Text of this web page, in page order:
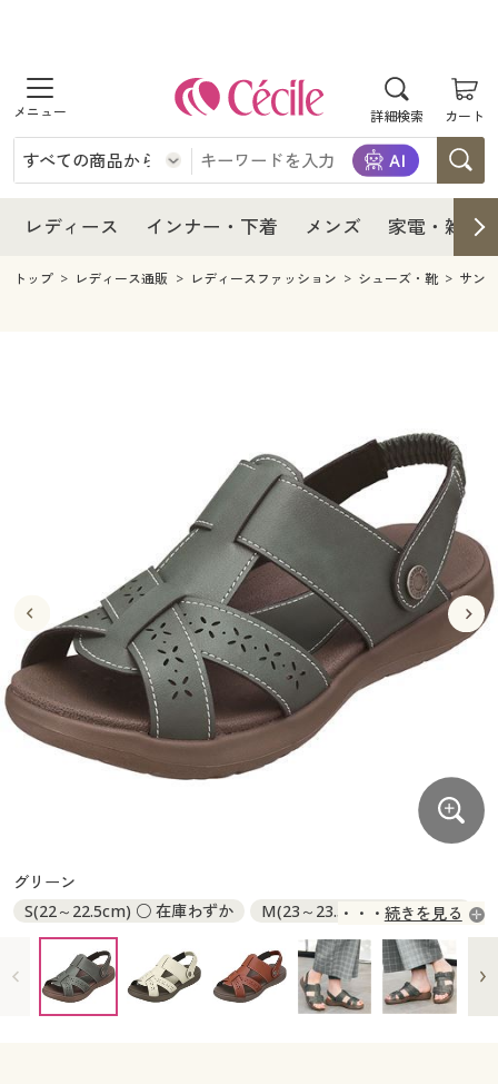
詳細検索 カート
商品を探す
レディース
レディースファッション
インナー・下着
インナー・下着通販すべて
メンズ
キッチン・雑貨・日用品
寝具・インテリア・家具通販すべて
寝具・ベッド
カーテン・ラグ・ファブリック
美容・健康・サプリメント
制服・スクールすべて
制服・学生服
ジュニア・ティーンズ下着
大きいサイズ
大きいサイズ通販すべて
大きいサイズ レディース服
大きいサイズ レディース下着
大きいサイズ 事務・制服
バーゲン
バーゲンセール
シークレットセール
詳細検索
商品カテゴリ一覧
カタログ・チラシからのご注文
デジタルカタログ
カタログ無料プレゼント
レディース インナー・下着 メンズ 家電・雑貨
レディース
レディース通販すべて
レディースファッション
インナー・下着
インナー・下着通販すべて
メンズ
カーテン・ラグ・ファブリック
美容・健康・サプリメント
ジュニア・ティーンズ下着
大きいサイズ通販すべて
大きいサイズ レディース服
大きいサイズ レディース下着
大きいサイズ メンズ
バーゲンセール
シークレットセール
詳細検索
商品カテゴリ一覧
カタログ
カタログ無料プレゼント
会員メニュー
トップ レディース通販 レディースファッション シューズ・靴 サン
グリーン
S(22～22.5cm) ○ 在庫わずか
M(23～23.5cm) ◎ 在庫あり
L(24～24.5cm) ◎ 在庫あり
LL(24.5～25cm) ◎ 在庫あり
続きを見る